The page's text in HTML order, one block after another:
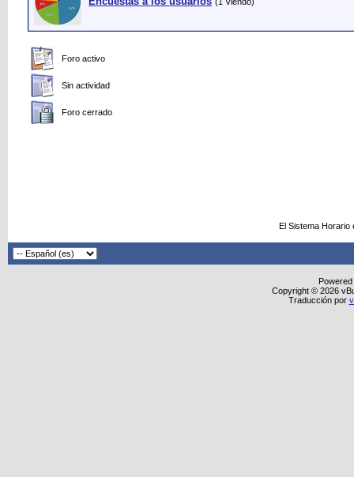
Foro activo
Sin actividad
Foro cerrado
El Sistema
Copyright © 2026
Traducción por